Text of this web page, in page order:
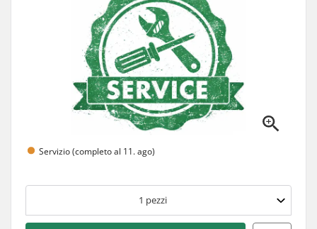
Servizio (completo al 11. ago)
1 pezzi